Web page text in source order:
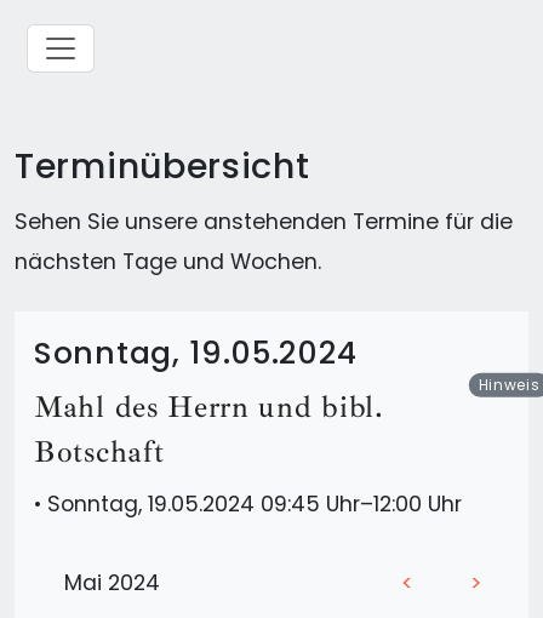
Terminübersicht
Sehen Sie unsere anstehenden Termine für die
nächsten Tage und Wochen.
Sonntag, 19.05.2024
Mahl des Herrn und bibl.
Botschaft
Hinweis
• Sonntag, 19.05.2024 09:45 Uhr–12:00 Uhr
Mai 2024 < >